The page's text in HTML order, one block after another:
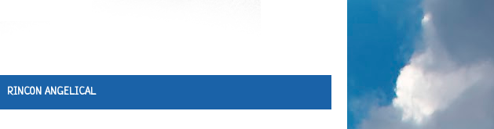
RINCON ANGELICAL